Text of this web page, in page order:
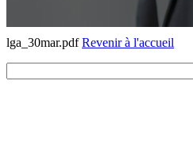
lga_30mar.pdfRevenir à l'accueil